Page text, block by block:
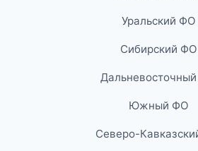
Уральский ФО
Сибирский ФО
Южный ФО
Северо-